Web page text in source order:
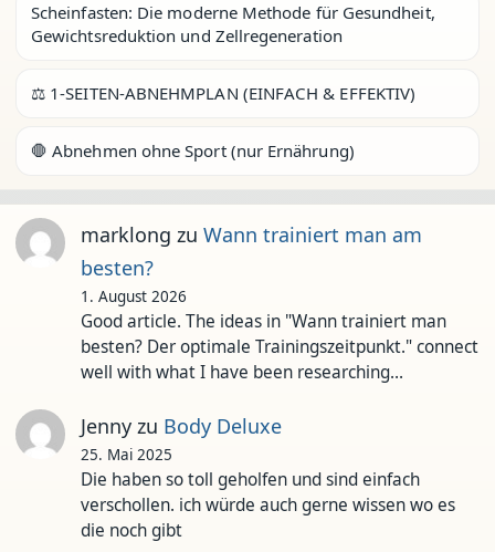
Scheinfasten: Die moderne Methode für Gesundheit,
Gewichtsreduktion und Zellregeneration
⚖️ 1-SEITEN-ABNEHMPLAN (EINFACH & EFFEKTIV)
🛑 Abnehmen ohne Sport (nur Ernährung)
marklong zu Wann trainiert man am
besten?
1. August 2026
Good article. The ideas in "Wann trainiert man
besten? Der optimale Trainingszeitpunkt." connect
well with what I have been researching…
Jennyzu Body Deluxe
25. Mai 2025
Die haben so toll geholfen und sind einfach
verschollen. ich würde auch gerne wissen wo es
die noch gibt